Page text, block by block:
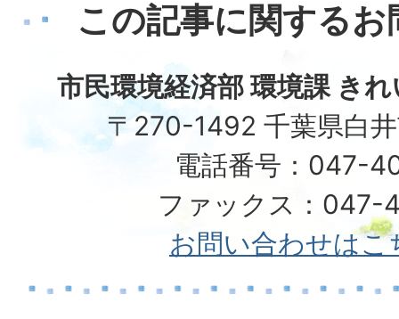
この記事に関する
市民環境経済部 環境課 き
〒270-1492 千葉県白
電話番号：047-
ファックス：047-
お問い合わせはこ